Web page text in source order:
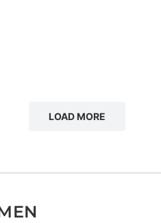
LOAD MORE